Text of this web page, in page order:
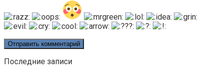
Последние записи